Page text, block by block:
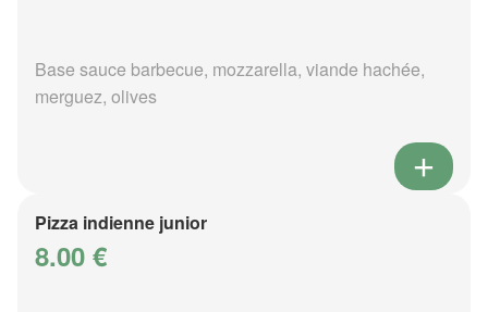
Base sauce barbecue, mozzarella, viande hachée,
merguez, olives
Pizza indienne junior
8.00 €